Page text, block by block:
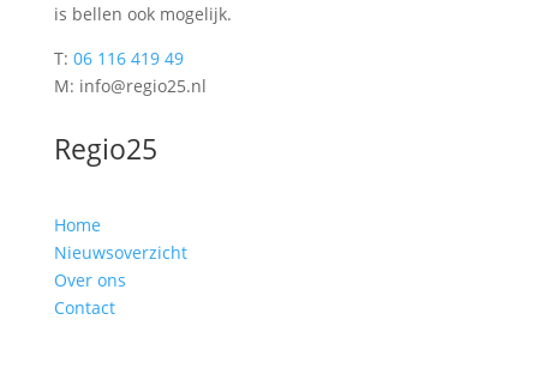
is bellen ook mogelijk.
T: 06 116 419 49
M: info@regio25.nl
Regio25
Home
Nieuwsoverzicht
Over ons
Contact